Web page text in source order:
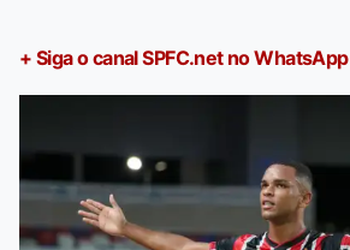
+ Siga o canal SPFC.net no WhatsApp